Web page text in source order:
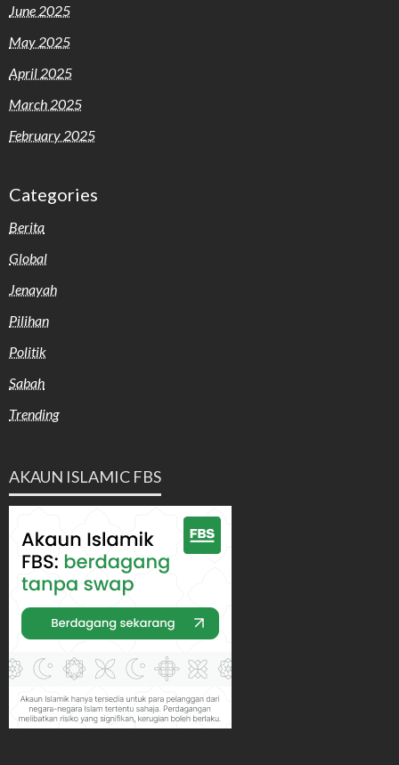
June 2025
May 2025
April 2025
March 2025
February 2025
Categories
Berita
Global
Jenayah
Pilihan
Politik
Sabah
Trending
AKAUN ISLAMIC FBS